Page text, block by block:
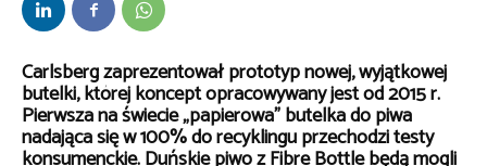
Carlsberg zaprezentował prototyp nowej, wyjątkowej
butelki, której koncept opracowywany jest od 2015 r.
Pierwsza na świecie „papierowa” butelka do piwa
nadająca się w 100% do recyklingu przechodzi testy
konsumenckie. Duńskie piwo z Fibre Bottle będą mogli